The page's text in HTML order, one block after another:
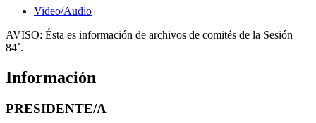
Video/Audio
AVISO: Ésta es información de archivos de comités de la Sesión
84˚.
Información
PRESIDENTE/A